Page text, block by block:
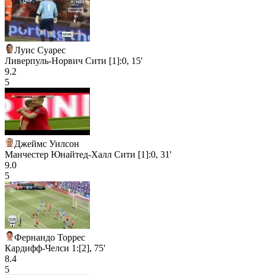
Луис Суарес
Ливерпуль-Норвич Сити [1]:0, 15'
9.2
5
Джеймс Уилсон
Манчестер Юнайтед-Халл Сити [1]:0, 31'
9.0
5
Фернандо Торрес
Кардифф-Челси 1:[2], 75'
8.4
5